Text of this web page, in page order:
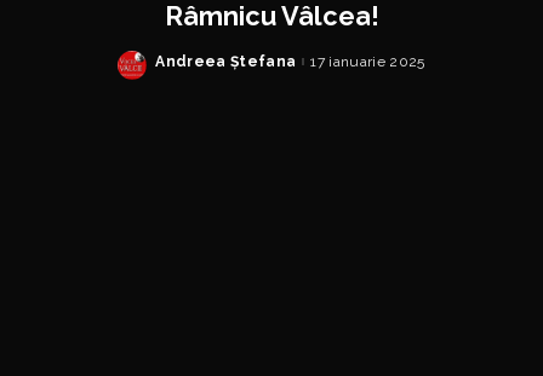
Râmnicu Vâlcea!
Posted
Andreea Ștefana 17 ianuarie 2025